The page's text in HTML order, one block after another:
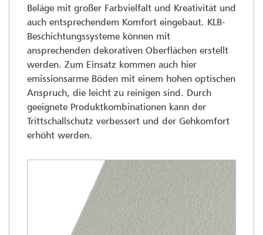
Beläge mit großer Farbvielfalt und Kreativität und
auch entsprechendem Komfort eingebaut. KLB-
Beschichtungssysteme können mit
ansprechenden dekorativen Oberflächen erstellt
werden. Zum Einsatz kommen auch hier
emissionsarme Böden mit einem hohen optischen
Anspruch, die leicht zu reinigen sind. Durch
geeignete Produktkombinationen kann der
Trittschallschutz verbessert und der Gehkomfort
erhöht werden.